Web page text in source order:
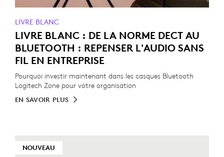
LIVRE BLANC
LIVRE BLANC : DE LA NORME DECT AU
BLUETOOTH : REPENSER L'AUDIO SANS
FIL EN ENTREPRISE
Pourquoi investir maintenant dans les casques Bluetooth
Logitech Zone pour votre organisation
EN SAVOIR PLUS
NOUVEAU